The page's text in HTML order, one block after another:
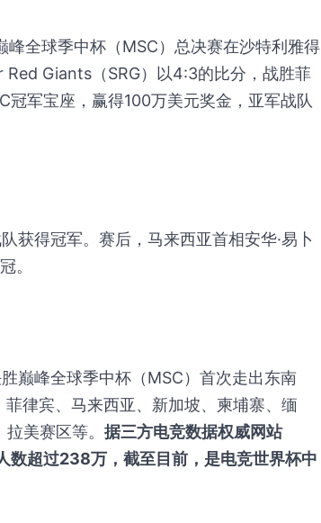
全球季中杯（MSC）总决赛在沙特利雅得
Giants（SRG）以4:3的比分，战胜菲
军宝座，赢得100万美元奖金，亚军战队
获得冠军。赛后，马来西亚首相安华·易卜
。
巅峰全球季中杯（MSC）首次走出东南
律宾、马来西亚、新加坡、柬埔寨、缅
美赛区等。 据三方电竞数据权威网站
超过238万，截至目前，是电竞世界杯中